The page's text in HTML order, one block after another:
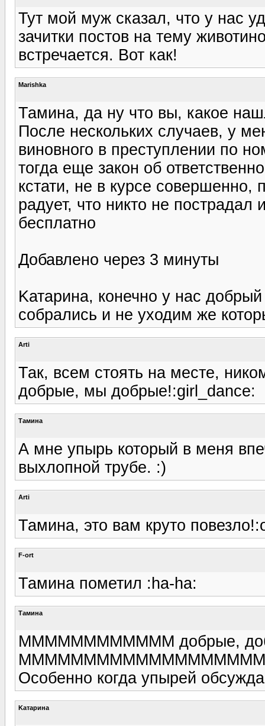
Тут мой муж сказал, что у нас
зачитки постов на тему
встречается. Вот как!
Marishka
Тамина, да ну что вы, какое
После нескольких случаев, у
виновного в преступлении по
тогда еще закон об
кстати, не в курсе
радует, что никто не
бесплатно
Добавлено через 3 минуты
Kатарина, конечно у нас
собрались и не уходим же
Arti
Так, всем стоять на месте,
добрые, мы добрые!:girl_dance:
Тамина
А мне упырь который в меня
выхлопной трубе. :)
Arti
Тамина, это вам круто
F-ort
Тамина пометил :ha-ha:
Тамина
ММММММММММММ добрые,
Особенно когда упырей
Kатарина